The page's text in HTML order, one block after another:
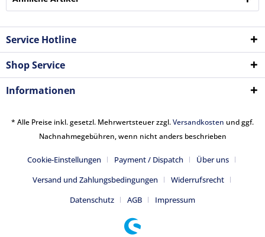
Service Hotline
Shop Service
Informationen
* Alle Preise inkl. gesetzl. Mehrwertsteuer zzgl.Versandkosten und ggf.
Nachnahmegebühren, wenn nicht anders beschrieben
Cookie-Einstellungen Payment / Dispatch
Über uns
Versand und Zahlungsbedingungen
Widerrufsrecht
Datenschutz
AGB Impressum